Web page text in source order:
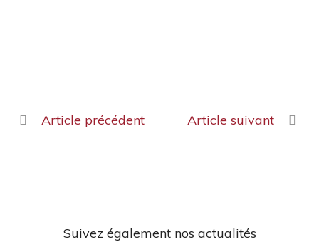
Article précédent Article suivant
Suivez également nos actualités